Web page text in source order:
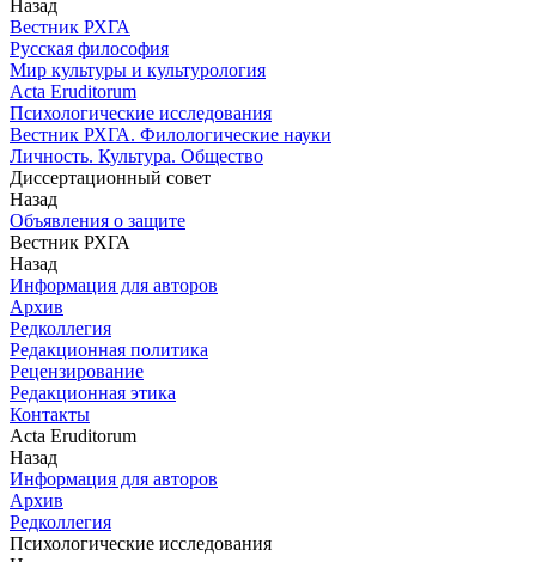
Назад
Вестник РХГА
Русская философия
Мир культуры и культурология
Acta Eruditorum
Психологические исследования
Вестник РХГА. Филологические науки
Личность. Культура. Общество
Диссертационный совет
Назад
Объявления о защите
Вестник РХГА
Назад
Информация для авторов
Архив
Редколлегия
Редакционная политика
Рецензирование
Редакционная этика
Контакты
Acta Eruditorum
Назад
Информация для авторов
Архив
Редколлегия
Психологические исследования